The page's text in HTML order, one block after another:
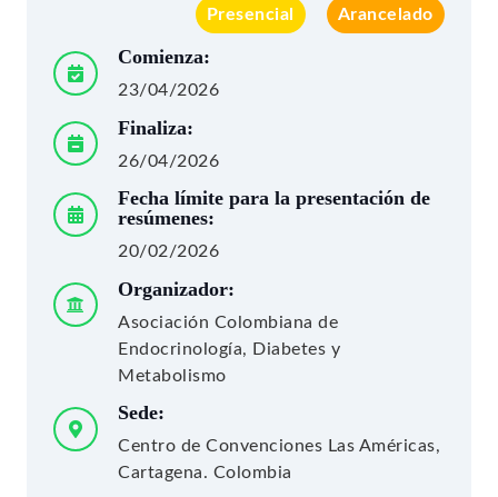
Presencial Arancelado
Comienza:
23/04/2026
Finaliza:
26/04/2026
Fecha límite para la presentación de
resúmenes:
20/02/2026
Organizador:
Asociación Colombiana de
Endocrinología, Diabetes y
Metabolismo
Sede:
Centro de Convenciones Las Américas,
Cartagena. Colombia